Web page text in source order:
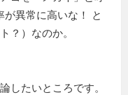
異常に高いな！ と
？）なのか。
したいところです。